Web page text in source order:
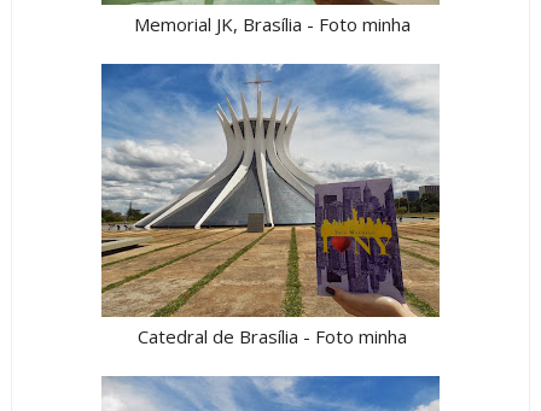
Memorial JK, Brasília - Foto minha
Catedral de Brasília - Foto minha